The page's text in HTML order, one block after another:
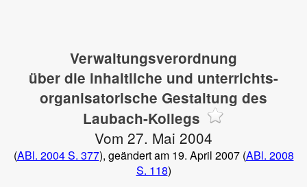
Verwaltungsverordnung
über die inhaltliche und unterrichts-
organisatorische Gestaltung des
Laubach-Kollegs
Vom 27. Mai 2004
(ABl. 2004 S. 377), geändert am 19. April 2007 (ABl. 2008
S. 118)